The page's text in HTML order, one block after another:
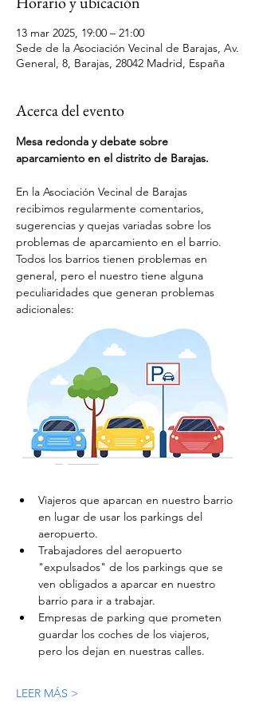
13 mar 2025, 19:00 – 21:00
Sede de la Asociación Vecinal de Barajas, Av.
General, 8, Barajas, 28042 Madrid, España
Acerca del evento
Mesa redonda y debate sobre
aparcamiento en el distrito de Barajas.
En la Asociación Vecinal de Barajas
recibimos regularmente comentarios,
sugerencias y quejas variadas sobre los
problemas de aparcamiento en el barrio.
Todos los barrios tienen problemas en
general, pero el nuestro tiene alguna
peculiaridades que generan problemas
adicionales:
Viajeros que aparcan en nuestro barrio
en lugar de usar los parkings del
aeropuerto.
Trabajadores del aeropuerto
"expulsados" de los parkings que se
ven obligados a aparcar en nuestro
barrio para ir a trabajar.
Empresas de parking que prometen
guardar los coches de los viajeros,
pero los dejan en nuestras calles.
LEER MÁS >